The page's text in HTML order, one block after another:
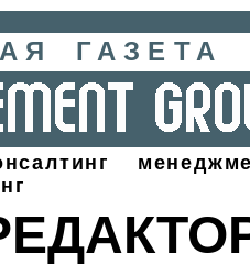
ГАЗЕТА